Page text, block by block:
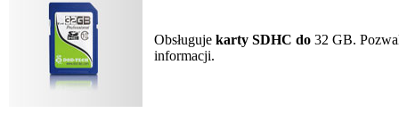
Obsługuje karty SDHC do 32 GB.
informacji.